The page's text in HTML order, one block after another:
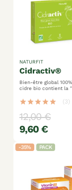
cidractiv®
NATURFIT
Bien-être global 100% vinaigre de
cidre bio contient la "mère" du
star star star star star (3)
12,00 €
9,60 €
-35% PACK